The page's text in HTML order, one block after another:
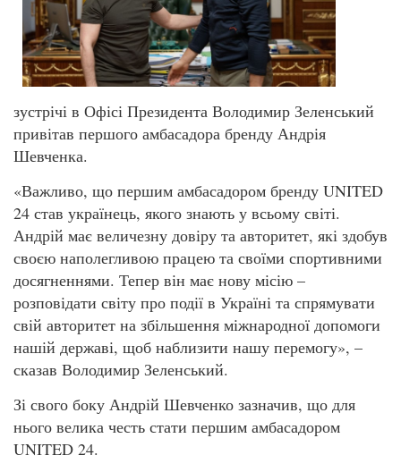
зустрічі в Офісі Президента Володимир Зеленський
привітав першого амбасадора бренду Андрія
Шевченка.
«Важливо, що першим амбасадором бренду UNITED
24 став українець, якого знають у всьому світі.
Андрій має величезну довіру та авторитет, які здобув
своєю наполегливою працею та своїми спортивними
досягненнями. Тепер він має нову місію –
розповідати світу про події в Україні та спрямувати
свій авторитет на збільшення міжнародної допомоги
нашій державі, щоб наблизити нашу перемогу», –
сказав Володимир Зеленський.
Зі свого боку Андрій Шевченко зазначив, що для
нього велика честь стати першим амбасадором
UNITED 24.